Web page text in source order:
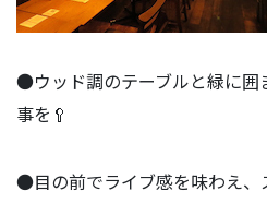
●ウッド調のテーブルと緑に囲
事を🥄
●目の前でライブ感を味わえ、